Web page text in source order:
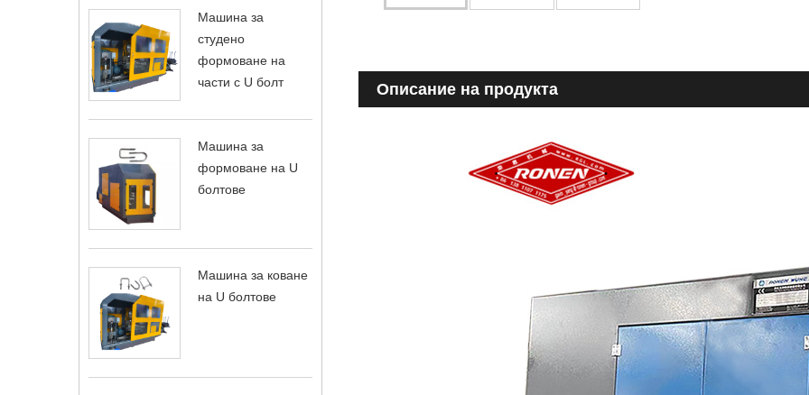
Машина за
студено
формоване на
части с U болт
Машина за
формоване на U
болтове
Машина за коване
на U болтове
Описание на продукта